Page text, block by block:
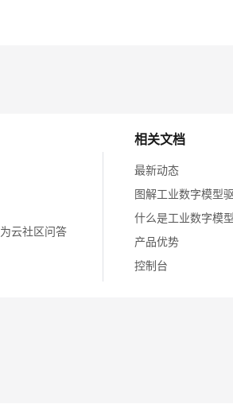
相关文档
最新动态
图解工业数字模型
什么是工业数字模
产品优势
控制台
云社区问答